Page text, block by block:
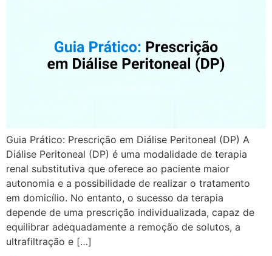
Guia Prático: Prescrição em Diálise Peritoneal (DP) A
Diálise Peritoneal (DP) é uma modalidade de terapia
renal substitutiva que oferece ao paciente maior
autonomia e a possibilidade de realizar o tratamento
em domicílio. No entanto, o sucesso da terapia
depende de uma prescrição individualizada, capaz de
equilibrar adequadamente a remoção de solutos, a
ultrafiltração e […]